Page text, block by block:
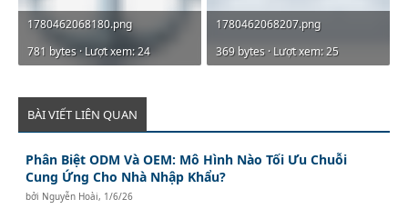
1780462068180.png
781 bytes · Lượt xem: 24
1780462068207.png
369 bytes · Lượt xem: 25
BÀI VIẾT LIÊN QUAN
Phân Biệt ODM Và OEM: Mô Hình Nào Tối Ưu Chuỗi
Cung Ứng Cho Nhà Nhập Khẩu?
bởi Nguyễn Hoài, 1/6/26